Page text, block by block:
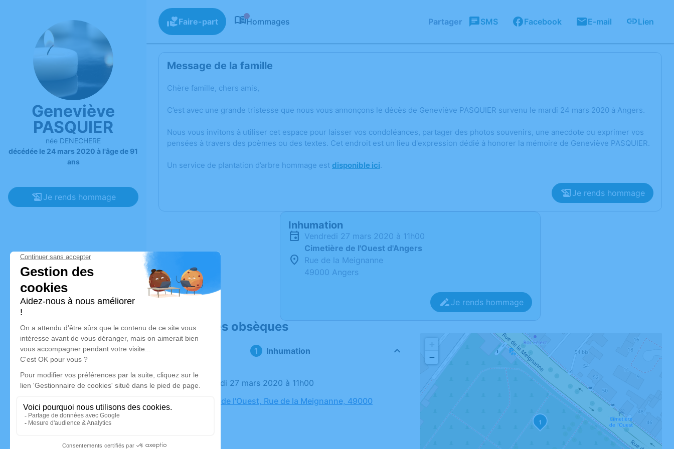
Geneviève
PASQUIER
née DENECHERE
décédée le 24 mars 2020 à l'âge de 91
ans
Je rends hommage
Faire-part Hommages Partager SMS Facebook E-mail Lien
Message de la famille
Chère famille, chers amis,
C’est avec une grande tristesse que nous vous annonçons le décès de Geneviève PASQUIER survenu le mardi 24 mars 2020 à Angers.
Nous vous invitons à utiliser cet espace pour laisser vos condoléances, partager des photos souvenirs, une anecdote ou exprimer vos
pensées à travers des poèmes ou des textes. Cet endroit est un lieu d'expression dédié à honorer la mémoire de Geneviève PASQUIER.
Un service de plantation d’arbre hommage est disponible ici.
Je rends hommage
Inhumation
vendredi 27 mars 2020 à 11h00
Cimetière de l'Ouest d'Angers
Rue de la Meignanne
49000 Angers
Je rends hommage
Déroulé des obsèques
Inhumation
Le vendredi 27 mars 2020 à 11h00
Cimetière de l'Ouest, Rue de la Meignanne, 49000
1
−